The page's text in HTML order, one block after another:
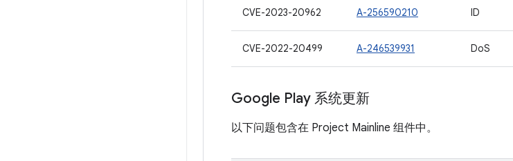
CVE-2023-20962 A-256590210 ID
CVE-2022-20499 A-246539931 DoS
Google Play 系统更新
以下问题包含在 Project Mainline 组件中。